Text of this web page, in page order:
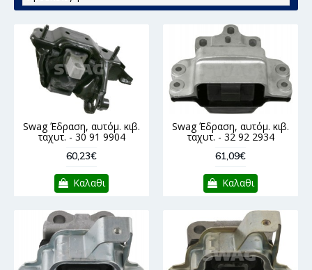
Swag Έδραση, αυτόμ. κιβ.
ταχυτ. - 30 91 9904
60,23€
Καλαθι
Swag Έδραση, αυτόμ. κιβ.
ταχυτ. - 32 92 2934
61,09€
Καλαθι